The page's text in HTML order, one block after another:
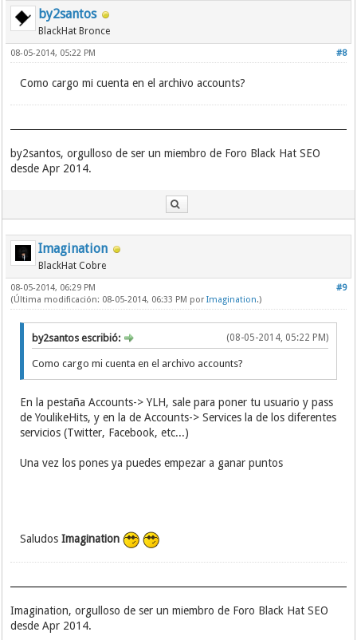
by2santos
BlackHat Bronce
#8
08-05-2014, 05:22 PM
Como cargo mi cuenta en el archivo accounts?
by2santos, orgulloso de ser un miembro de Foro Black Hat SEO
desde Apr 2014.
Imagination
BlackHat Cobre
#9
08-05-2014, 06:29 PM
(Última modificación: 08-05-2014, 06:33 PM porImagination.)
(08-05-2014, 05:22 PM)
by2santos escribió:
Como cargo mi cuenta en el archivo accounts?
En la pestaña Accounts-> YLH, sale para poner tu usuario y pass
de YoulikeHits, y en la de Accounts-> Services la de los diferentes
servicios (Twitter, Facebook, etc...)
Una vez los pones ya puedes empezar a ganar puntos
SaludosImagination
Imagination, orgulloso de ser un miembro de Foro Black Hat SEO
desde Apr 2014.